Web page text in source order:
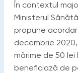
În contextul
Ministerul
propune
decembrie
mărime de 50
beneficiază de